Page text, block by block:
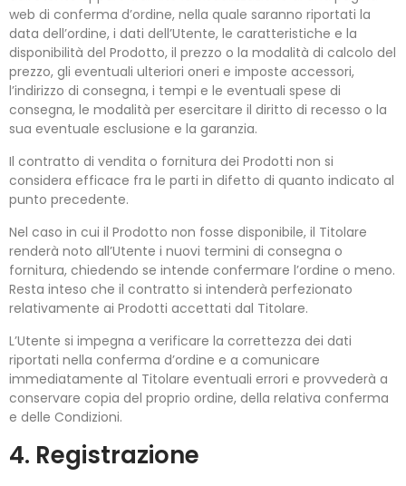
web di conferma d’ordine, nella quale saranno riportati la
data dell’ordine, i dati dell’Utente, le caratteristiche e la
disponibilità del Prodotto, il prezzo o la modalità di calcolo del
prezzo, gli eventuali ulteriori oneri e imposte accessori,
l’indirizzo di consegna, i tempi e le eventuali spese di
consegna, le modalità per esercitare il diritto di recesso o la
sua eventuale esclusione e la garanzia.
Il contratto di vendita o fornitura dei Prodotti non si
considera efficace fra le parti in difetto di quanto indicato al
punto precedente.
Nel caso in cui il Prodotto non fosse disponibile, il Titolare
renderà noto all’Utente i nuovi termini di consegna o
fornitura, chiedendo se intende confermare l’ordine o meno.
Resta inteso che il contratto si intenderà perfezionato
relativamente ai Prodotti accettati dal Titolare.
L’Utente si impegna a verificare la correttezza dei dati
riportati nella conferma d’ordine e a comunicare
immediatamente al Titolare eventuali errori e provvederà a
conservare copia del proprio ordine, della relativa conferma
e delle Condizioni.
4. Registrazione